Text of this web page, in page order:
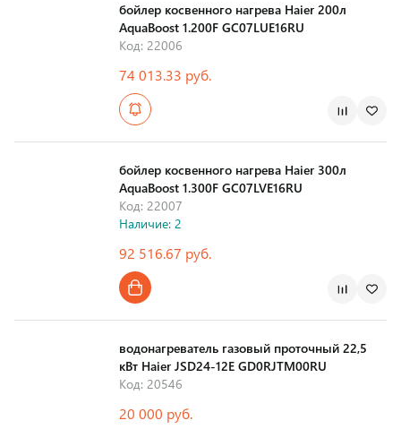
бойлер косвенного нагрева Haier 200л
AquaBoost 1.200F GC07LUE16RU
Код: 22006
74 013.33 руб.
бойлер косвенного нагрева Haier 300л
AquaBoost 1.300F GC07LVE16RU
Код: 22007
Наличие: 2
92 516.67 руб.
водонагреватель газовый проточный 22,5
кВт Haier JSD24-12E GD0RJTM00RU
Код: 20546
20 000 руб.